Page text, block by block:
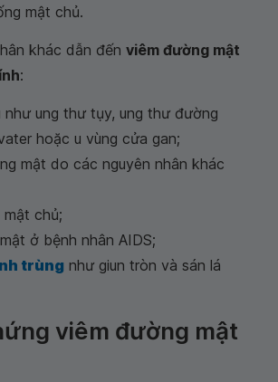
mật chủ.
khác dẫn đến viêm đường mật
:
như ung thư tụy, ung thư đường
hoặc u vùng cửa gan;
mật do các nguyên nhân khác
chủ;
ở bệnh nhân AIDS;
trùng như giun tròn và sán lá
viêm đường mật